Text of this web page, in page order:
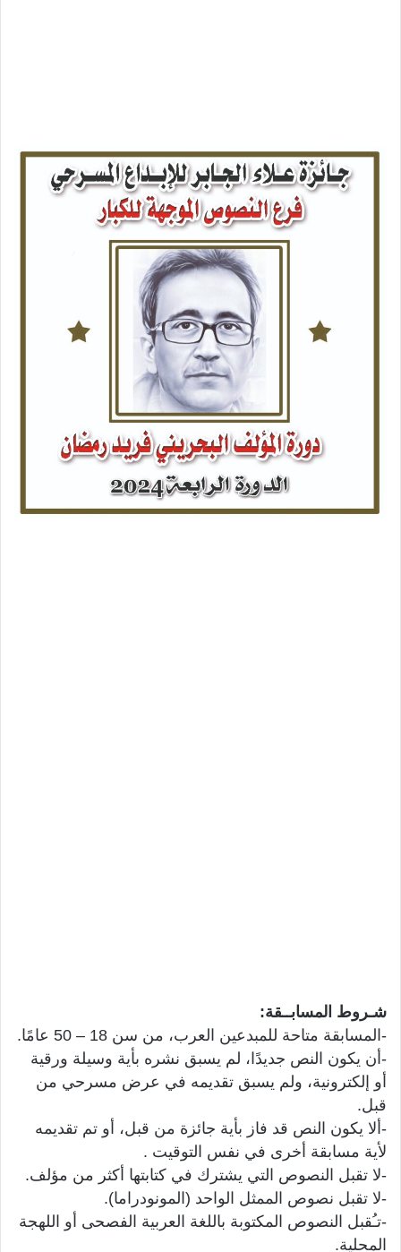
شـروط المسابــقة:
-المسابقة متاحة للمبدعين العرب، من سن 18 – 50 عامًا.
-أن يكون النص جديدًا، لم يسبق نشره بأية وسيلة ورقية
أو إلكترونية، ولم يسبق تقديمه في عرض مسرحي من
قبل.
-ألا يكون النص قد فاز بأية جائزة من قبل، أو تم تقديمه
لأية مسابقة أخرى في نفس التوقيت .
-لا تقبل النصوص التي يشترك في كتابتها أكثر من مؤلف.
-لا تقبل نصوص الممثل الواحد (المونودراما).
-تـُقبل النصوص المكتوبة باللغة العربية الفصحى أو اللهجة
المحلية.